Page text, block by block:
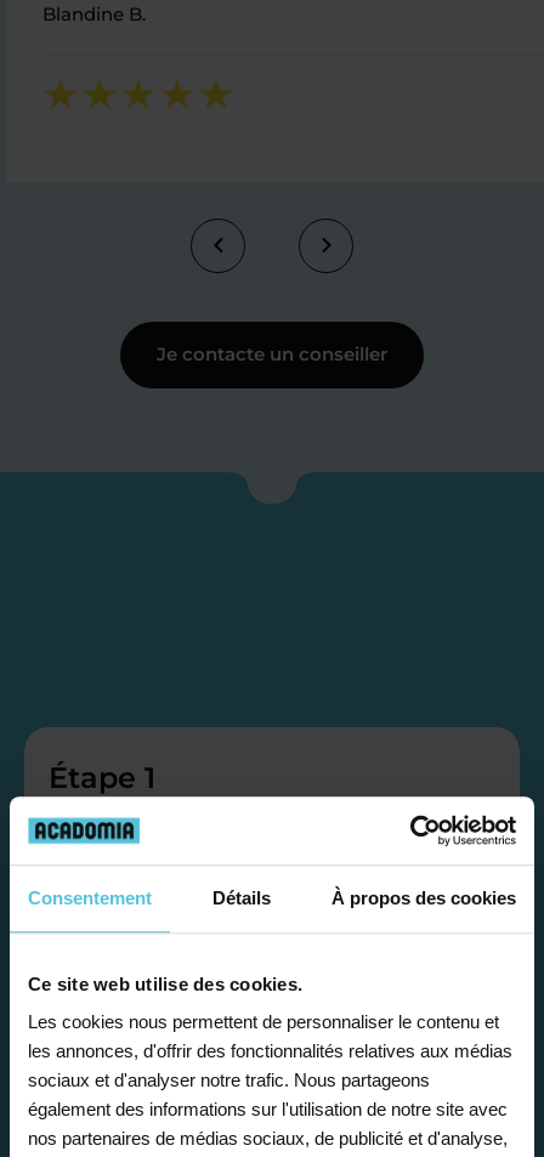
Consentement Détails À propos des cookies
Ce site web utilise des cookies.
Les cookies nous permettent de personnaliser le contenu et
les annonces, d'offrir des fonctionnalités relatives aux médias
sociaux et d'analyser notre trafic. Nous partageons
également des informations sur l'utilisation de notre site avec
nos partenaires de médias sociaux, de publicité et d'analyse,
Blandine B.
Je contacte un conseiller
Étape 1
Je vous propose un
bilan personnalisé
Gratuite et sans engagement, une
première étape pour faire le point sur
la situation scolaire de votre enfant, ses
besoins et vous préconiser la solution la
plus adaptée.